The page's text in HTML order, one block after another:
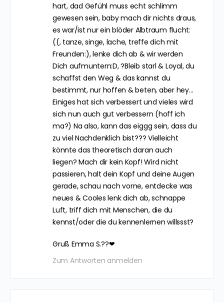
hart, dad Gefühl muss echt schlimm
gewesen sein, baby mach dir nichts draus,
es war/ist nur ein blöder Albtraum flucht:
((, tanze, singe, lache, treffe dich mit
Freunden:), lenke dich ab & wir werden
Dich aufmuntern:D, ?Bleib starl & Loyal, du
schaffst den Weg & das kannst du
bestimmt, nur hoffen & beten, aber hey…
Einiges hat sich verbessert und vieles wird
sich nun auch gut verbessern (hoff ich
ma?) Na also, kann das eiggg sein, dass du
zu viel Nachdenklich bist??? Vielleicht
könnte das theoretisch daran auch
liegen? Mach dir kein Kopf! Wird nicht
passieren, halt dein Kopf und deine Augen
gerade, schau nach vorne, entdecke was
neues & Cooles lenk dich ab, schnappe
Luft, triff dich mit Menschen, die du
kennst/oder die du kennenlernen willssst?
Gruß Emma S.??❤
Zum Antworten anmelden